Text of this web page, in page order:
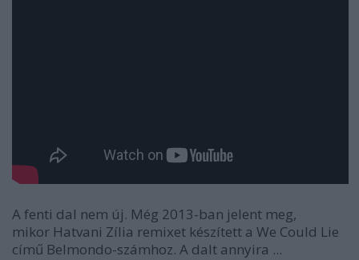
A fenti dal nem új. Még 2013-ban jelent meg,
mikor Hatvani Zília remixet készített a We Could Lie
című Belmondo-számhoz. A dalt annyira ...